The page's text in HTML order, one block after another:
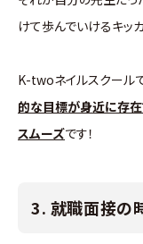
けて歩んでいけるキッ
K-twoネイルスクール
的な目標が身近に存
スムーズです！
3. 就職面接の